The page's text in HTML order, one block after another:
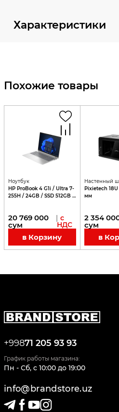
Характеристики
Похожие товары
Ноутбук
HP ProBook 4 G1i / Ultra 7-
255H / 24GB / SSD 512GB /
20 769 000
сум
| с
НДС
в Корзину
Настенный
Pixietech
мм
2 354
сум
в
+99871 205 93 93
График работы магазина:
Пн - Сб, c 10:00 до 19:00
info@brandstore.uz